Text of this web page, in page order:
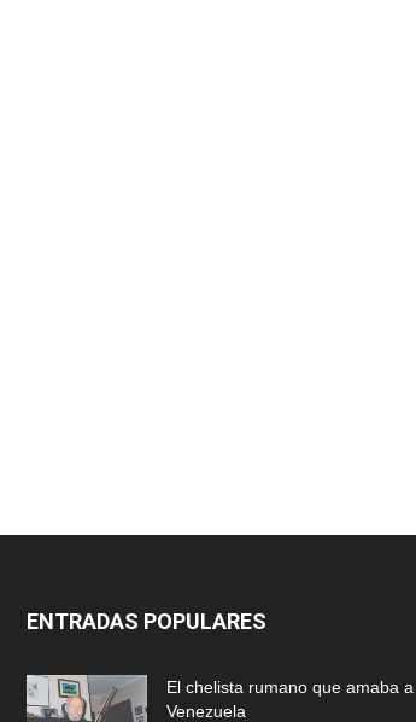
ENTRADAS POPULARES
El chelista rumano que amaba a
Venezuela